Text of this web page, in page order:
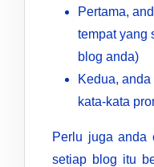
Pertama,
tempat yang
blog anda)
Kedua,
kata-kata
Perlu juga anda
setiap blog itu